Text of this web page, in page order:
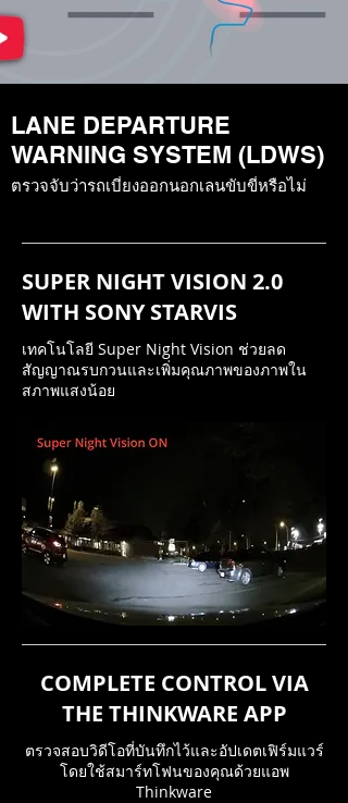
LANE DEPARTURE
WARNING SYSTEM (LDWS)
ตรวจจับว่ารถเบี่ยงออกนอกเลนขับขี่หรือไม่
SUPER NIGHT VISION 2.0
WITH SONY STARVIS
เทคโนโลยี Super Night Vision ช่วยลด
สัญญาณรบกวนและเพิ่มคุณภาพของภาพใน
สภาพแสงน้อย
COMPLETE CONTROL VIA
THE THINKWARE APP
ตรวจสอบวิดีโอที่บันทึกไว้และอัปเดตเฟิร์มแวร์
โดยใช้สมาร์ทโฟนของคุณด้วยแอพ
Thinkware